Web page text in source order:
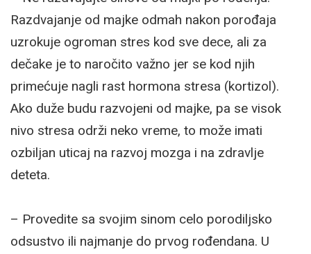
Razdvajanje od majke odmah nakon porođaja
uzrokuje ogroman stres kod sve dece, ali za
dečake je to naročito važno jer se kod njih
primećuje nagli rast hormona stresa (kortizol).
Ako duže budu razvojeni od majke, pa se visok
nivo stresa održi neko vreme, to može imati
ozbiljan uticaj na razvoj mozga i na zdravlje
deteta.
– Provedite sa svojim sinom celo porodiljsko
odsustvo ili najmanje do prvog rođendana. U